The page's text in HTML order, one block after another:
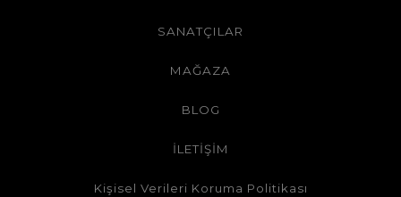
SANATÇILAR
MAĞAZA
BLOG
İLETİŞİM
Kişisel Verileri Koruma Politikası